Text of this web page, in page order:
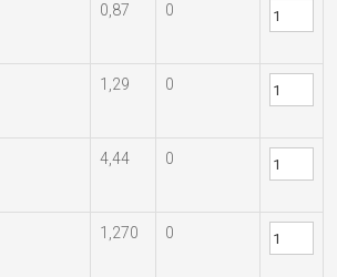
0,87 0
1,29 0
4,44 0
1,270 0